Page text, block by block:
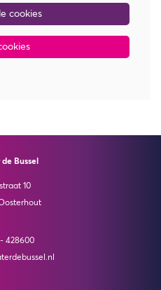
cookies
Bussel
10
- 428600